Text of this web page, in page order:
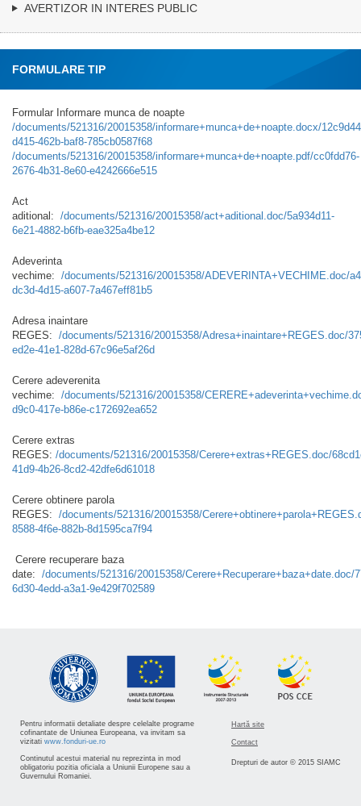
AVERTIZOR IN INTERES PUBLIC
FORMULARE TIP
Formular Informare munca de noapte
/documents/521316/20015358/informare+munca+de+noapte.docx/
d415-462b-baf8-785cb0587f68
/documents/521316/20015358/informare+munca+de+noapte.pdf/cc0fdd76-
2676-4b31-8e60-e4242666e515
Act
aditional: /documents/521316/20015358/act+aditional.doc/5a934d11-
6e21-4882-b6fb-eae325a4be12
Adeverinta
vechime: /documents/521316/20015358/ADEVERINTA+VECHIME.doc/
dc3d-4d15-a607-7a467eff81b5
Adresa inaintare
REGES: /documents/521316/20015358/Adresa+inaintare+REGES.doc/
ed2e-41e1-828d-67c96e5af26d
Cerere adeverenita
vechime: /documents/521316/20015358/
d9c0-417e-b86e-c172692ea652
Cerere extras
REGES: /documents/521316/20015358/Cerere+extras+REGES.doc/
41d9-4b26-8cd2-42dfe6d61018
Cerere obtinere parola
REGES: /documents/521316/20015358/
8588-4f6e-882b-8d1595ca7f94
Cerere recuperare baza
date: /documents/521316/20015358/Cerere+Recuperare+baza+date.doc/
6d30-4edd-a3a1-9e429f702589
Pentru informatii detaliate despre celelalte programe
cofinantate de Uniunea Europeana, va invitam sa
vizitati www.fonduri-ue.ro
Continutul acestui material nu reprezinta in mod
obligatoriu pozitia oficiala a Uniunii Europene sau a
Guvernului Romaniei.
Hartă site
Contact
Drepturi de autor © 2015 SIAMC